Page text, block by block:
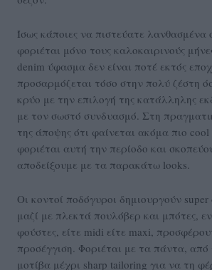
Ίσως κάποιες να πιστεύατε
φοριέται μόνο τους καλοκαιρινούς
denim ύφασμα δεν είναι ποτέ εκτός
προσαρμόζεται τόσο στην πολύ ζέστη
κρύο με την επιλογή της κατάλληλης
με τον σωστό συνδυασμό. Στη
της άποψης ότι φαίνεται ακόμα πιο
φοριέται αυτή την περίοδο και
αποδείξουμε με τα παρακάτω looks.
Οι κοντοί ποδόγυροι δημιουργούν super
μαζί με πλεκτά πουλόβερ και μπότες,
φούστες, είτε midi είτε maxi,
προσέγγιση. Φοριέται με τα πάντα,
μοτίβα μέχρι sharp tailoring για να τη